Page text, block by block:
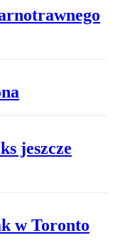
jeszcze
w Toronto